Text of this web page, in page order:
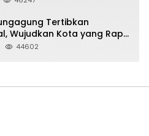
Tertibkan
Wujudkan Kota yang Rapi
44602